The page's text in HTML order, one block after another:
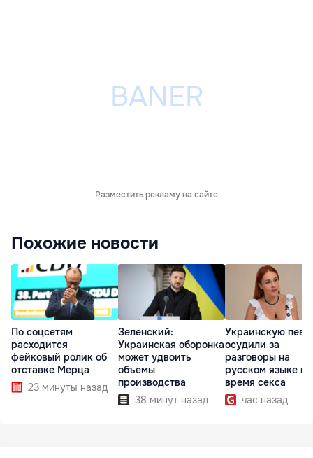
Разместить рекламу на сайте
Похожие новости
По соцсетям
расходится
фейковый ролик об
отставке Мерца
23 минуты назад
Зеленский:
Украинская оборонка
может удвоить
объемы
производства
38 минут назад
Украинскую
осудили за
разговоры на
русском языке во
время секса
час назад